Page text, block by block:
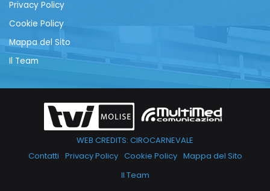
Privacy Policy
Cookie Policy
Mappa del Sito
Il Team
WEB CREDITS: CIROCARNEVALE
Contatti Privacy Policy Cookie Policy Mappa del Sito
Il Team